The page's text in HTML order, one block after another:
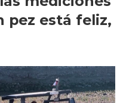
pez está feliz,